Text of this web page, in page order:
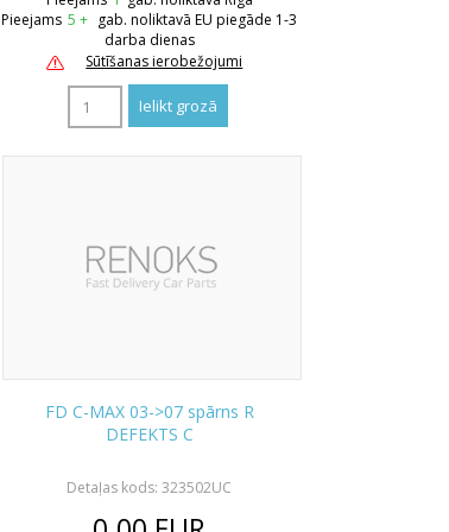
Pieejams 5 + gab. noliktavā EU piegāde 1-3
darba dienas
Sūtīšanas ierobežojumi
FD C-MAX 03->07 spārns R
DEFEKTS C
Detaļas kods: 323502UC